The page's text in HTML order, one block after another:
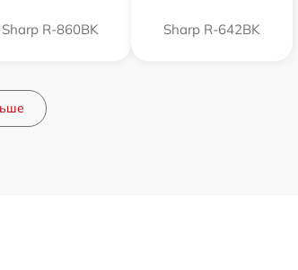
Sharp R-860BK Sharp R-642BK